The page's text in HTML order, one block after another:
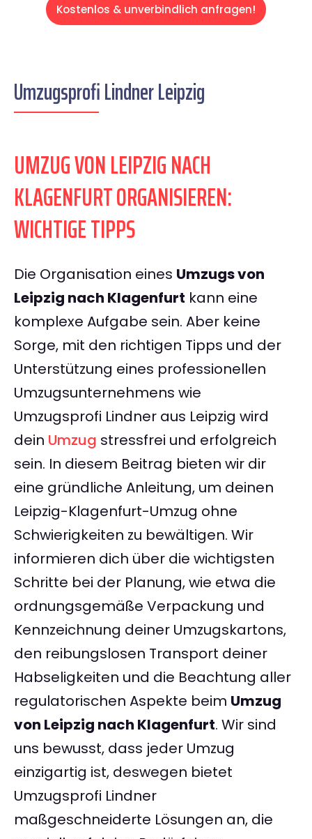
Kostenlos & unverbindlich anfragen!
Umzugsprofi Lindner Leipzig
UMZUG VON LEIPZIG NACH
KLAGENFURT ORGANISIEREN:
WICHTIGE TIPPS
Die Organisation eines Umzugs von
Leipzig nach Klagenfurt kann eine
komplexe Aufgabe sein. Aber keine
Sorge, mit den richtigen Tipps und der
Unterstützung eines professionellen
Umzugsunternehmens wie
Umzugsprofi Lindner aus Leipzig wird
dein Umzug stressfrei und erfolgreich
sein. In diesem Beitrag bieten wir dir
eine gründliche Anleitung, um deinen
Leipzig-Klagenfurt-Umzug ohne
Schwierigkeiten zu bewältigen. Wir
informieren dich über die wichtigsten
Schritte bei der Planung, wie etwa die
ordnungsgemäße Verpackung und
Kennzeichnung deiner Umzugskartons,
den reibungslosen Transport deiner
Habseligkeiten und die Beachtung aller
regulatorischen Aspekte beim Umzug
von Leipzig nach Klagenfurt. Wir sind
uns bewusst, dass jeder Umzug
einzigartig ist, deswegen bietet
Umzugsprofi Lindner
maßgeschneiderte Lösungen an, die